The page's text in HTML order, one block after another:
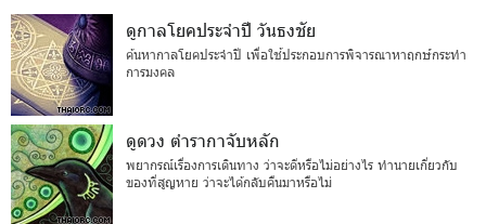
ดูกาลโยคประจำปี วันธงชัย
ค้นหากาลโยคประจำปี เพื่อใช้ประกอบการพิจารณาหาฤกษ์กระทำ
การมงคล
ดูดวง ตำรากาจับหลัก
พยากรณ์เรื่องการเดินทาง ว่าจะดีหรือไม่อย่างไร ทำนายเกี่ยวกับ
ของที่สูญหาย ว่าจะได้กลับคืนมาหรือไม่